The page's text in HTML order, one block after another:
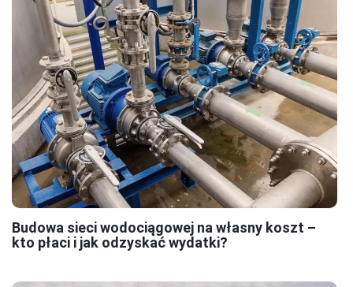
Budowa sieci wodociągowej na własny koszt –
kto płaci i jak odzyskać wydatki?